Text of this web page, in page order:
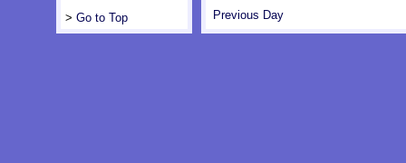
Previous Day
> Go to Top